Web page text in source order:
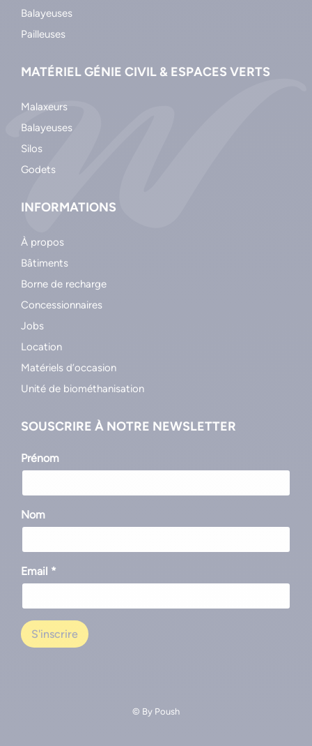
Balayeuses
Pailleuses
MATÉRIEL GÉNIE CIVIL & ESPACES VERTS
Malaxeurs
Balayeuses
Silos
Godets
INFORMATIONS
À propos
Bâtiments
Borne de recharge
Concessionnaires
Jobs
Location
Matériels d’occasion
Unité de biométhanisation
SOUSCRIRE À NOTRE NEWSLETTER
Prénom
Nom
Email *
© By Poush